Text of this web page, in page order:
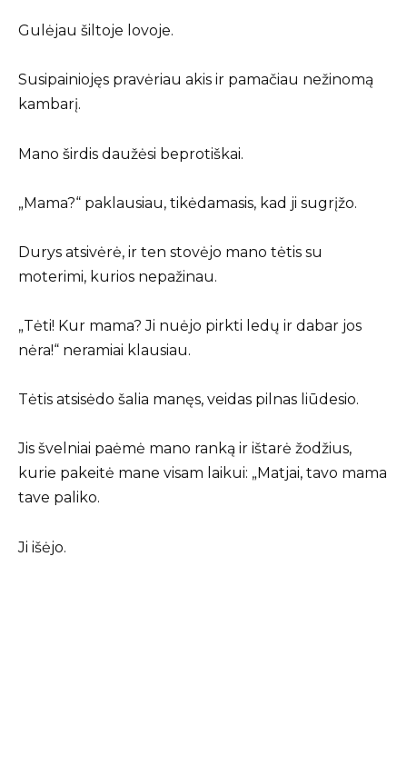
Gulėjau šiltoje lovoje.
Susipainiojęs pravėriau akis ir pamačiau nežinomą
kambarį.
Mano širdis daužėsi beprotiškai.
„Mama?“ paklausiau, tikėdamasis, kad ji sugrįžo.
Durys atsivėrė, ir ten stovėjo mano tėtis su
moterimi, kurios nepažinau.
„Tėti! Kur mama? Ji nuėjo pirkti ledų ir dabar jos
nėra!“ neramiai klausiau.
Tėtis atsisėdo šalia manęs, veidas pilnas liūdesio.
Jis švelniai paėmė mano ranką ir ištarė žodžius,
kurie pakeitė mane visam laikui: „Matjai, tavo mama
tave paliko.
Ji išėjo.